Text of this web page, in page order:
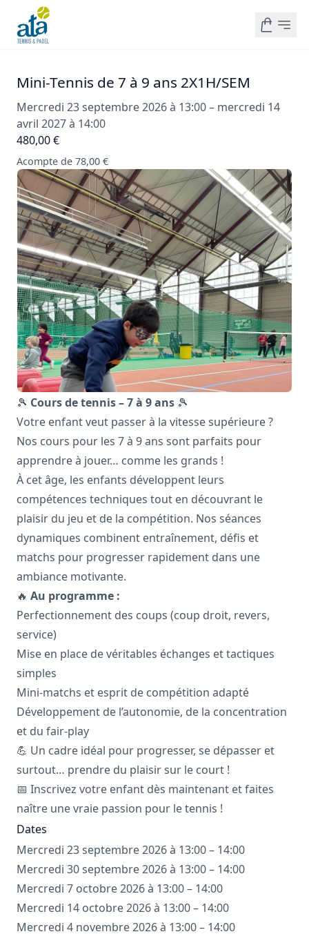
Mini-Tennis de 7 à 9 ans 2X1H/SEM
Mercredi 23 septembre 2026 à 13:00 – mercredi 14
avril 2027 à 14:00
480,00 €
Acompte de 78,00 €
🎾 Cours de tennis – 7 à 9 ans 🎾
Votre enfant veut passer à la vitesse supérieure ?
Nos cours pour les 7 à 9 ans sont parfaits pour
apprendre à jouer… comme les grands !
À cet âge, les enfants développent leurs
compétences techniques tout en découvrant le
plaisir du jeu et de la compétition. Nos séances
dynamiques combinent entraînement, défis et
matchs pour progresser rapidement dans une
ambiance motivante.
🔥 Au programme :
Perfectionnement des coups (coup droit, revers,
service)
Mise en place de véritables échanges et tactiques
simples
Mini-matchs et esprit de compétition adapté
Développement de l’autonomie, de la concentration
et du fair-play
💪 Un cadre idéal pour progresser, se dépasser et
surtout… prendre du plaisir sur le court !
📅 Inscrivez votre enfant dès maintenant et faites
naître une vraie passion pour le tennis !
Dates
Mercredi 23 septembre 2026 à 13:00 – 14:00
Mercredi 30 septembre 2026 à 13:00 – 14:00
Mercredi 7 octobre 2026 à 13:00 – 14:00
Mercredi 14 octobre 2026 à 13:00 – 14:00
Mercredi 4 novembre 2026 à 13:00 – 14:00